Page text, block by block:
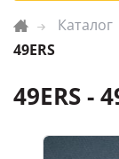
Каталог
49ERS
49ERS -